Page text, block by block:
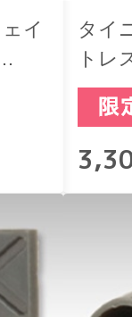
イ
タイ
トレ